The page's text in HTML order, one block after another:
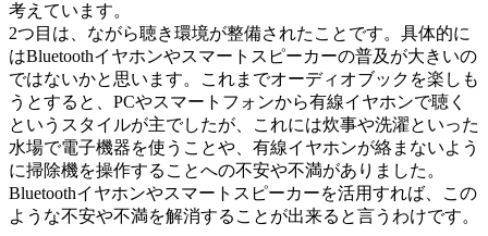
考えています。
2つ目は、ながら聴き環境が整備されたことです。具体的に
はBluetoothイヤホンやスマートスピーカーの普及が大きいの
ではないかと思います。これまでオーディオブックを楽しも
うとすると、PCやスマートフォンから有線イヤホンで聴く
というスタイルが主でしたが、これには炊事や洗濯といった
水場で電子機器を使うことや、有線イヤホンが絡まないよう
に掃除機を操作することへの不安や不満がありました。
Bluetoothイヤホンやスマートスピーカーを活用すれば、この
ような不安や不満を解消することが出来ると言うわけです。